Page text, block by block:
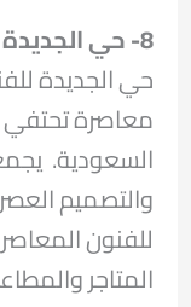
8- حي الجديدة للفنون
حي الجديدة
معاصرة تحتفي
السعودية.
والتصميم
للفنون
المتاجر